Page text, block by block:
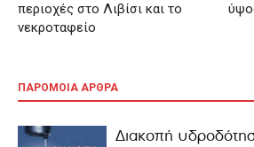
περιοχές στο Λιβίσι και το
νεκροταφείο
ΠΑΡΟΜΟΙΑ ΑΡΘΡΑ
Διακοπή